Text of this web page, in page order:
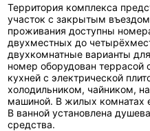
Территория комплекса
участок с закрытым
проживания доступны
двухместных до
двухкомнатные варианты
номер оборудован террасой
кухней с электрической
холодильником, чайником,
машиной. В жилых комнатах
В ванной установлена
средства.